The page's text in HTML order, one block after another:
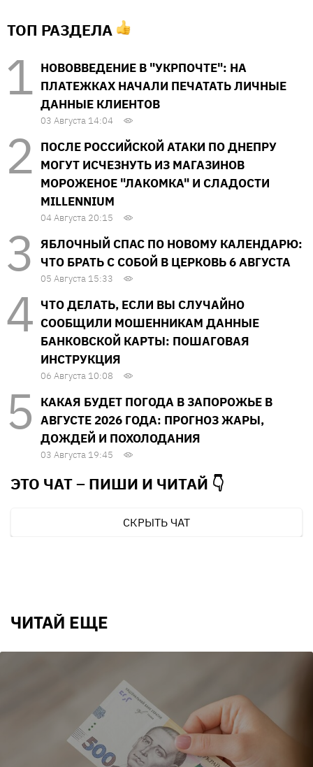
ТОП РАЗДЕЛА
НОВОВВЕДЕНИЕ В "УКРПОЧТЕ": НА
ПЛАТЕЖКАХ НАЧАЛИ ПЕЧАТАТЬ ЛИЧНЫЕ
ДАННЫЕ КЛИЕНТОВ
03 Августа 14:04
ПОСЛЕ РОССИЙСКОЙ АТАКИ ПО ДНЕПРУ
МОГУТ ИСЧЕЗНУТЬ ИЗ МАГАЗИНОВ
МОРОЖЕНОЕ "ЛАКОМКА" И СЛАДОСТИ
MILLENNIUM
04 Августа 20:15
ЯБЛОЧНЫЙ СПАС ПО НОВОМУ КАЛЕНДАРЮ:
ЧТО БРАТЬ С СОБОЙ В ЦЕРКОВЬ 6 АВГУСТА
05 Августа 15:33
ЧТО ДЕЛАТЬ, ЕСЛИ ВЫ СЛУЧАЙНО
СООБЩИЛИ МОШЕННИКАМ ДАННЫЕ
БАНКОВСКОЙ КАРТЫ: ПОШАГОВАЯ
ИНСТРУКЦИЯ
06 Августа 10:08
КАКАЯ БУДЕТ ПОГОДА В ЗАПОРОЖЬЕ В
АВГУСТЕ 2026 ГОДА: ПРОГНОЗ ЖАРЫ,
ДОЖДЕЙ И ПОХОЛОДАНИЯ
03 Августа 19:45
ЭТО ЧАТ – ПИШИ И ЧИТАЙ 👇
СКРЫТЬ ЧАТ
ЧИТАЙ ЕЩЕ